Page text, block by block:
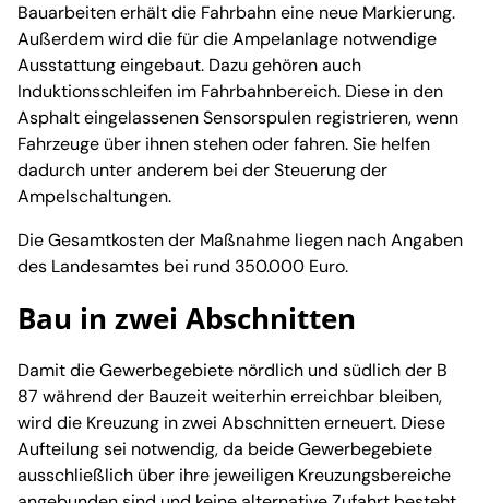
Bauarbeiten erhält die Fahrbahn eine neue Markierung.
Außerdem wird die für die Ampelanlage notwendige
Ausstattung eingebaut. Dazu gehören auch
Induktionsschleifen im Fahrbahnbereich. Diese in den
Asphalt eingelassenen Sensorspulen registrieren, wenn
Fahrzeuge über ihnen stehen oder fahren. Sie helfen
dadurch unter anderem bei der Steuerung der
Ampelschaltungen.
Die Gesamtkosten der Maßnahme liegen nach Angaben
des Landesamtes bei rund 350.000 Euro.
Bau in zwei Abschnitten
Damit die Gewerbegebiete nördlich und südlich der B
87 während der Bauzeit weiterhin erreichbar bleiben,
wird die Kreuzung in zwei Abschnitten erneuert. Diese
Aufteilung sei notwendig, da beide Gewerbegebiete
ausschließlich über ihre jeweiligen Kreuzungsbereiche